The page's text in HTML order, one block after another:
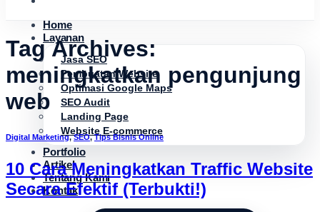
Home
Layanan
Jasa SEO
Pembuatan Website
Optimasi Google Maps
SEO Audit
Landing Page
Website E-commerce
Portfolio
Artikel
Tentang Kami
Kontak
Tag Archives:
meningkatkan pengunjung
web
Digital Marketing,SEO,Tips Bisnis Online
10 Cara Meningkatkan Traffic Website
Secara Efektif (Terbukti!)